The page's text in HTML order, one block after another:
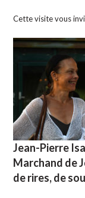
Cette visite vous
Jean-Pierre
Marchand de
de rires, de